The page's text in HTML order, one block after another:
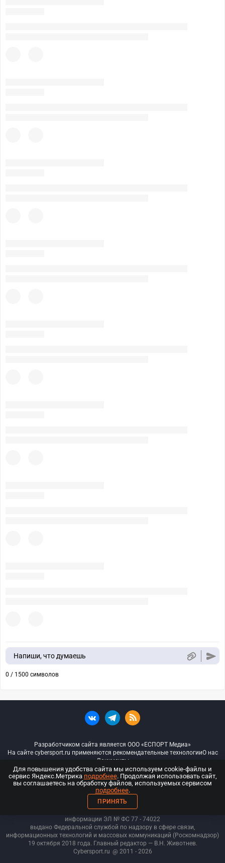
Напиши, что думаешь
0 / 1500 символов
Разработчиком сайта является ООО «ЕСПОРТ Медиа»
На сайте cybersport.ru применяются рекомендательные технологииО нас
Документы
© ООО «Киберспорт.ру» — Все права защищены
18+
ООО «Киберспорт.ру». Свидетельство о регистрации средств массовой
информации ЭЛ № ФС 77 - 74022
выдано Федеральной службой по надзору в сфере связи,
информационных технологий и массовых коммуникаций (Роскомнадзор)
19 октября 2018 года. Главный редактор — В.Н. Животнев.
Cybersport.ru @ 2011 - 2026
Для повышения удобства сайта мы используем cookie-файлы и
сервис Яндекс.Метрика подробнее. Продолжая использовать сайт,
вы соглашаетесь на обработку файлов, используемых сервисом
подробнее.
ПРИНЯТЬ